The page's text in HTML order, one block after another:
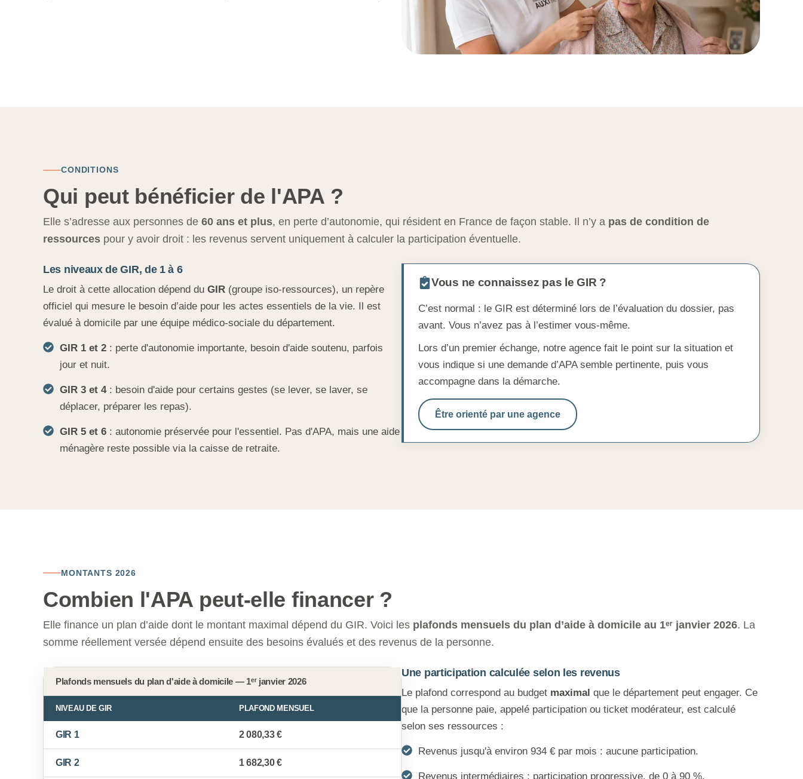
CONDITIONS
Qui peut bénéficier de l'APA ?
Elle s’adresse aux personnes de 60 ans et plus, en perte d’autonomie, qui résident en France de façon stable. Il n’y a pas de condition de
ressources pour y avoir droit : les revenus servent uniquement à calculer la participation éventuelle.
Les niveaux de GIR, de 1 à 6
Le droit à cette allocation dépend du GIR (groupe iso-ressources), un repère
officiel qui mesure le besoin d’aide pour les actes essentiels de la vie. Il est
évalué à domicile par une équipe médico-sociale du département.
GIR 1 et 2: perte d'autonomie importante, besoin d'aide soutenu, parfois
jour et nuit.
GIR 3 et 4: besoin d'aide pour certains gestes (se lever, se laver, se
déplacer, préparer les repas).
GIR 5 et 6: autonomie préservée pour l'essentiel. Pas d'APA, mais une aide
ménagère reste possible via la caisse de retraite.
Vous ne connaissez pas le GIR ?
C’est normal : le GIR est déterminé lors de l’évaluation du dossier, pas
avant. Vous n’avez pas à l’estimer vous-même.
Lors d’un premier échange, notre agence fait le point sur la situation et
vous indique si une demande d’APA semble pertinente, puis vous
accompagne dans la démarche.
Être orienté par une agence
MONTANTS 2026
Combien l'APA peut-elle financer ?
Elle finance un plan d’aide dont le montant maximal dépend du GIR. Voici les plafonds mensuels du plan d’aide à domicile au 1ᵉʳ janvier 2026. La
somme réellement versée dépend ensuite des besoins évalués et des revenus de la personne.
Plafonds mensuels du plan d'aide à domicile — 1ᵉʳ janvier 2026
NIVEAU DE GIR PLAFOND MENSUEL
GIR 1 2 080,33 €
GIR 2 1 682,30 €
Une participation calculée selon les revenus
Le plafond correspond au budget maximal que le département peut engager. Ce
que la personne paie, appelé participation ou ticket modérateur, est calculé
selon ses ressources :
Revenus jusqu'à environ 934 € par mois : aucune participation.
Revenus intermédiaires : participation progressive, de 0 à 90 %.